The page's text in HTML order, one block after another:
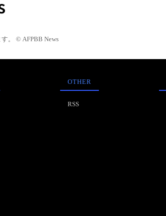
。 © AFPBB News
OTHER
RSS